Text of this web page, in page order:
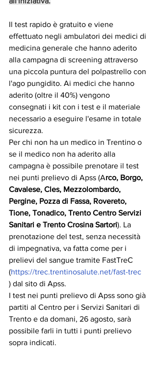
Il test rapido è gratuito e viene
effettuato negli ambulatori dei medici di
medicina generale che hanno aderito
alla campagna di screening attraverso
una piccola puntura del polpastrello con
l'ago pungidito. Ai medici che hanno
aderito (oltre il 40%) vengono
consegnati i kit con i test e il materiale
necessario a eseguire l'esame in totale
sicurezza.
Per chi non ha un medico in Trentino o
se il medico non ha aderito alla
campagna è possibile prenotare il test
nei punti prelievo di Apss (Arco, Borgo,
Cavalese, Cles, Mezzolombardo,
Pergine, Pozza di Fassa, Rovereto,
Tione, Tonadico, Trento Centro Servizi
Sanitari e Trento Crosina Sartori). La
prenotazione del test, senza necessità
di impegnativa, va fatta come per i
prelievi del sangue tramite FastTreC
(https://trec.trentinosalute.net/fast-trec
) dal sito di Apss.
I test nei punti prelievo di Apss sono già
partiti al Centro per i Servizi Sanitari di
Trento e da domani, 26 agosto, sarà
possibile farli in tutti i punti prelievo
sopra indicati.